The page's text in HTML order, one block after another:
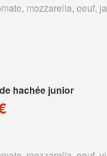
mozzarella, oeuf,
hachée junior